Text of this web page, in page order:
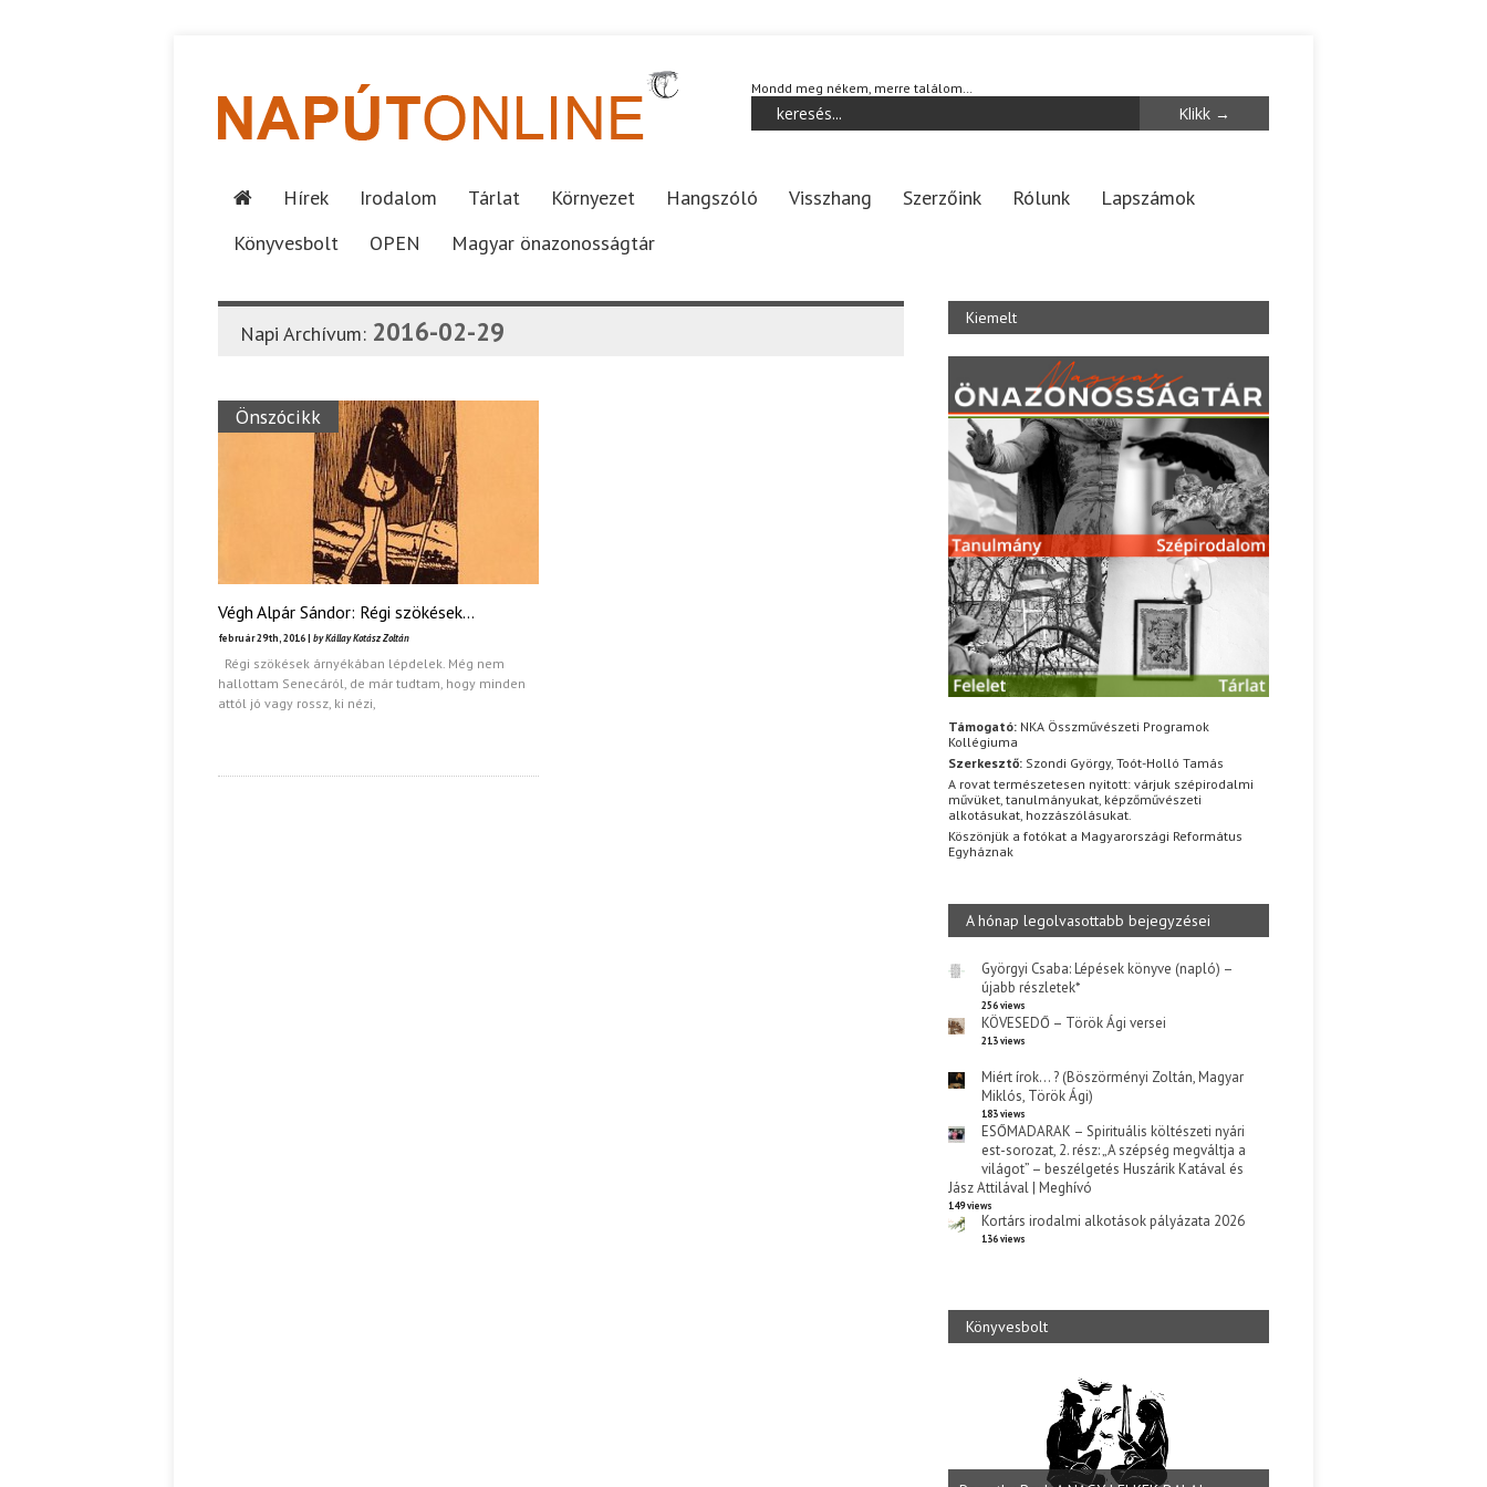
Mondd meg nékem, merre találom…
Hírek Irodalom Tárlat Környezet Hangszóló Visszhang Szerzőink Rólunk
Lapszámok
Könyvesbolt
OPEN Magyar önazonosságtár
Napi Archívum: 2016-02-29
Önszócikk
Végh Alpár Sándor: Régi szökések…
február 29th, 2016 | by Kállay Kotász Zoltán
Régi szökések árnyékában lépdelek. Még nem
hallottam Senecáról, de már tudtam, hogy minden
attól jó vagy rossz, ki nézi,
Kiemelt
Támogató: NKA Összművészeti Programok
Kollégiuma
Szerkesztő: Szondi György, Toót-Holló Tamás
A rovat természetesen nyitott: várjuk szépirodalmi
művüket, tanulmányukat, képzőművészeti
alkotásukat, hozzászólásukat.
Köszönjük a fotókat a Magyarországi Református
Egyháznak
A hónap legolvasottabb bejegyzései
Györgyi Csaba: Lépések könyve (napló) –
újabb részletek*
256 views
KÖVESEDŐ – Török Ági versei
213 views
Miért írok… ? (Böszörményi Zoltán, Magyar
Miklós, Török Ági)
183 views
ESŐMADARAK – Spirituális költészeti nyári
est-sorozat, 2. rész: „A szépség megváltja a
világot” – beszélgetés Huszárik Katával és
Jász Attilával | Meghívó
149 views
Kortárs irodalmi alkotások pályázata 2026
136 views
Könyvesbolt